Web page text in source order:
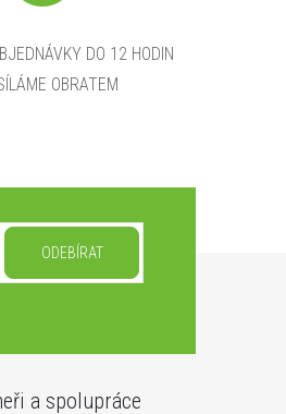
DO 12 HODIN
OBRATEM
ODEBÍRAT
a spolupráce